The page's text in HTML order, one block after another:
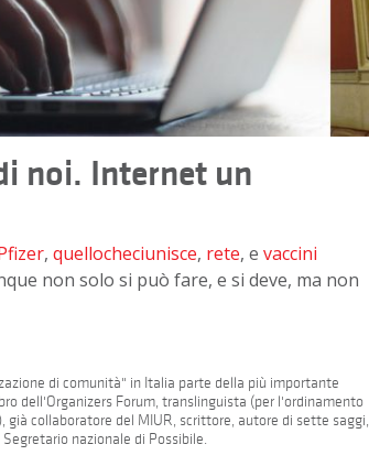
noi. Internet un
, quellocheciunisce, rete, e vaccini
non solo si può fare, e si deve, ma non
di comunità" in Italia parte della più importante
dell'Organizers Forum, translinguista (per l'ordinamento
collaboratore del MIUR, scrittore, autore di sette saggi,
nazionale di Possibile.